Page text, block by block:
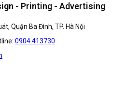
- Printing - Advertising
Quận Ba Đình, TP. Hà Nội
0904.413730